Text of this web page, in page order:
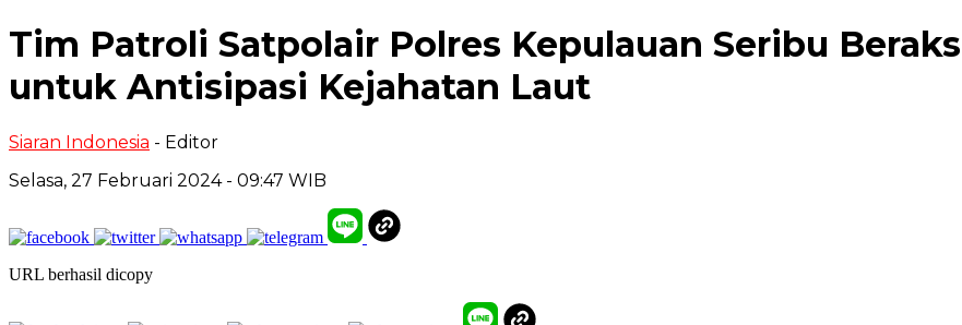
Tim Patroli Satpolair Polres Kepulauan Seribu
untuk Antisipasi Kejahatan Laut
Siaran Indonesia - Editor
Selasa, 27 Februari 2024 - 09:47 WIB
URL berhasil dicopy